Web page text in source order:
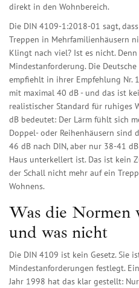
direkt in den Wohnbereich.
Die DIN 4109-1:2018-01 sagt,
Treppen in Mehrfamilienhäusern
Klingt nach viel? Ist es nicht.
Mindestanforderung. Die
empfiehlt in ihrer Empfehlung Nr.
mit maximal 40 dB - und das ist
realistischer Standard für ruhiges
dB bedeutet: Der Lärm fühlt sich
Doppel- oder Reihenhäusern sind
46 dB nach DIN, aber nur 38-41
Haus unterkellert ist. Das ist kein
der Schall nicht mehr auf ein
Wohnens.
Was die Normen
und was nicht
Die DIN 4109 ist kein Gesetz. Sie
Mindestanforderungen festlegt.
Jahr 1998 hat das klar gestellt: